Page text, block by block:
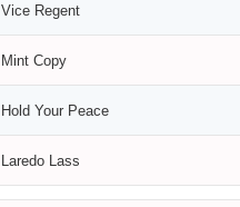
Vice Regent
Mint Copy
Hold Your Peace
Laredo Lass